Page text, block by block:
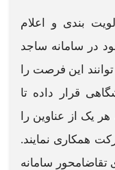
بندی و اعلام
در سامانه ساجد
این فرصت را
قرار داده تا
یک از عناوین را
همکاری نمایند.
تقاضامحور سامانه